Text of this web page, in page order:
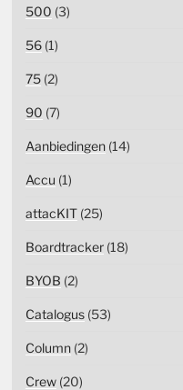
500 (3)
56(1)
75(2)
90 (7)
Aanbiedingen(14)
Accu (1)
attacKIT(25)
Boardtracker(18)
BYOB (2)
Catalogus(53)
Column(2)
Crew(20)